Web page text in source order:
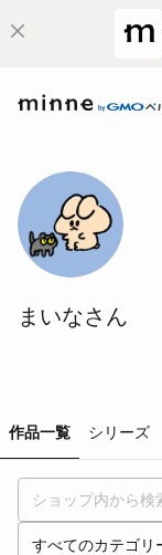
まいなさん
作品一覧 シリーズ